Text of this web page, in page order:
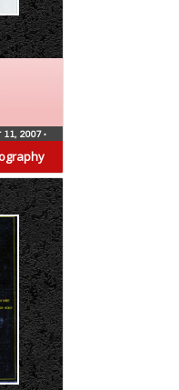
11, 2007•